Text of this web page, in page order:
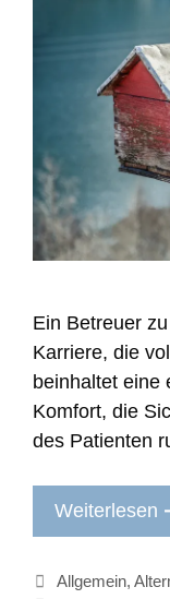
Ein Betreuer
Karriere, die
beinhaltet eine
Komfort, die
des Patienten
Weiterlesen
Kategorien
Allgemein,